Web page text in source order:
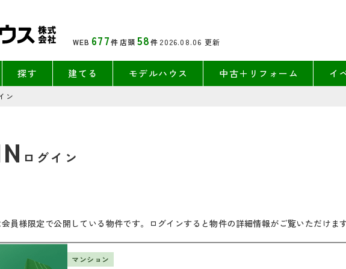
WEB 677件 店頭 58件 2026.08.06 更新
探す 建てる モデルハウス 中古＋リフォーム イ
ン
ログイン
員様限定で公開している物件です。ログインすると物件の詳細情報がご覧いただけます
マンション